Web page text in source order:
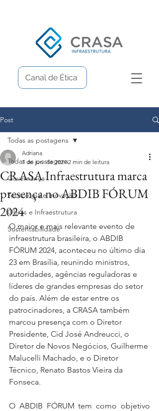
Canal de Ética
Post
Todas as postagens
Governança
Tecnologia e Inovação
Obras e Infraestrutura
Sustentabilidade
Todas as postagens
CRASA Infraestrutura marca
presença no ABDIB FÓRUM
2024
Adriana
7 de jun. de 2024 2 min de leitura
O maior e mais relevante evento de
infraestrutura brasileira, o ABDIB
FÓRUM 2024, aconteceu no último dia
23 em Brasília, reunindo ministros,
autoridades, agências reguladoras e
líderes de grandes empresas do setor
do país. Além de estar entre os
patrocinadores, a CRASA também
marcou presença com o Diretor
Presidente, Cid José Andreucci, o
Diretor de Novos Negócios, Guilherme
Malucelli Machado, e o Diretor
Técnico, Renato Bastos Vieira da
Fonseca.
O ABDIB FÓRUM tem como objetivo